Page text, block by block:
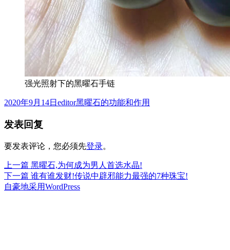
强光照射下的黑曜石手链
发
于
2020年9月14日 作
editor分
黑曜石的功能和作用
发表回复
要发表评论，您必须先登录。
文
章
上一篇 上
篇
文
黑曜石,为何成为男人首选水晶!
下一篇 下
篇
谁有谁发财!传说中辟邪能力最强的7种珠宝!
自豪地采用WordPress